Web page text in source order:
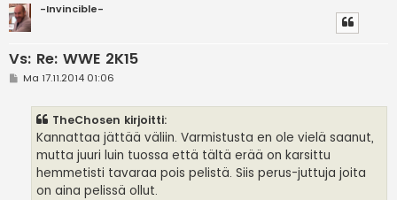
-Invincible-
Vs: Re: WWE 2K15
VMa 17.11.2014 01:06
TheChosen kirjoitti:
Kannattaa jättää väliin. Varmistusta en ole vielä saanut,
mutta juuri luin tuossa että tältä erää on karsittu
hemmetisti tavaraa pois pelistä. Siis perus-juttuja joita
on aina pelissä ollut.